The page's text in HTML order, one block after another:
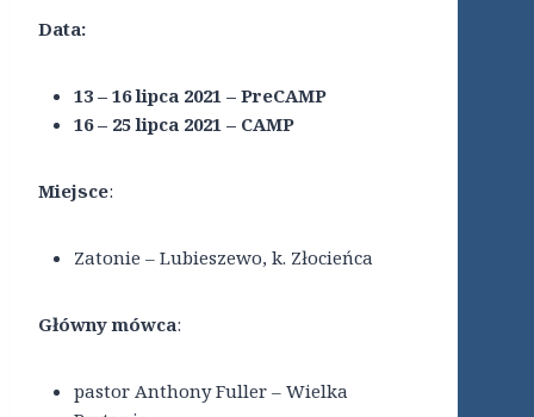
Data:
13 – 16 lipca 2021 – PreCAMP
16 – 25 lipca 2021 – CAMP
Miejsce:
Zatonie – Lubieszewo, k. Złocieńca
Główny mówca:
pastor Anthony Fuller – Wielka